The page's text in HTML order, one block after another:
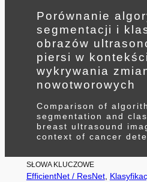
Porównanie
segmentacji i
obrazów
piersi w
wykrywania
nowotworowych
Comparison of
segmentation and
breast ultrasound
context of cancer
SŁOWA KLUCZOWE
EfficientNet / ResNet,